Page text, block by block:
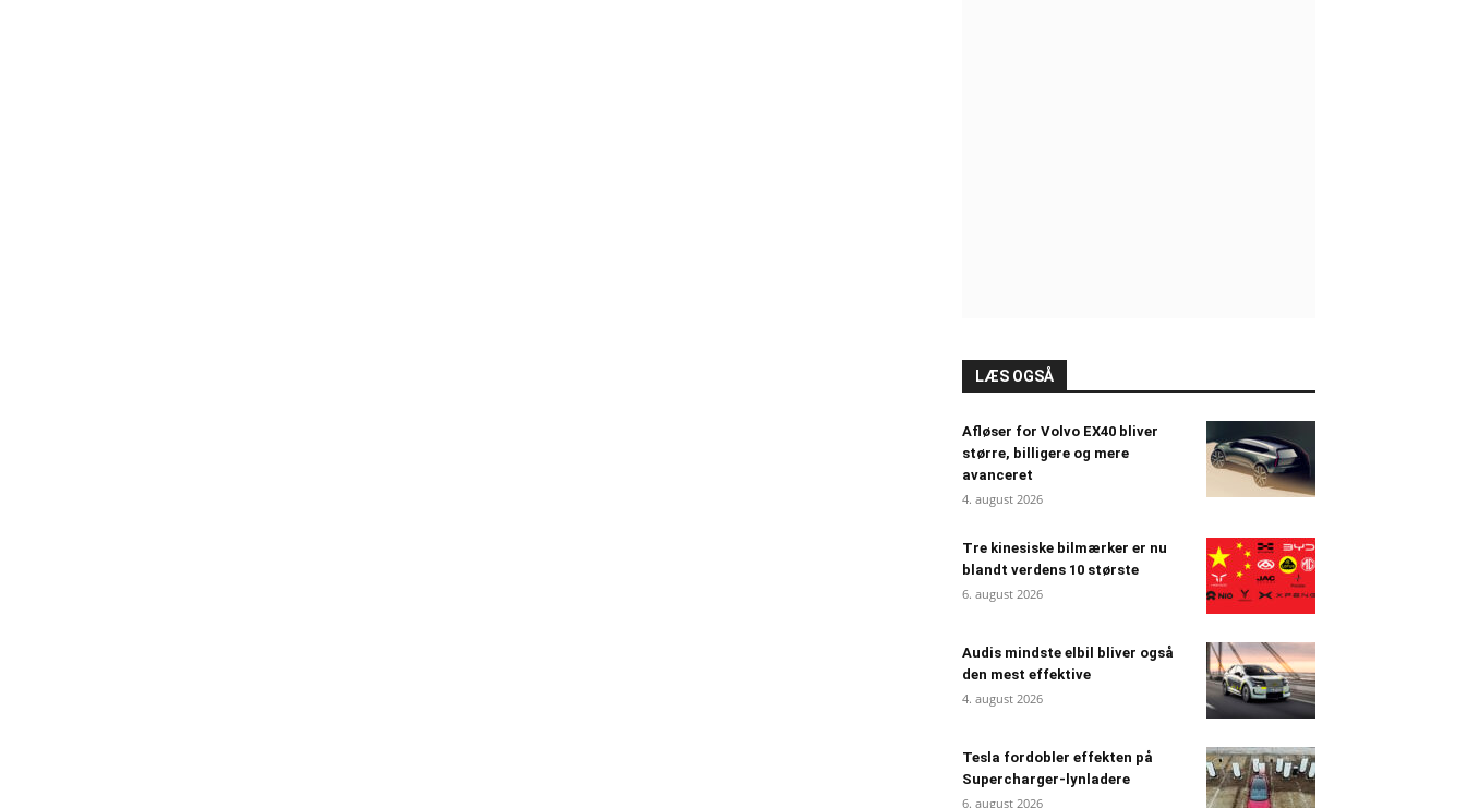
LÆS OGSÅ
Afløser for Volvo EX40 bliver
større, billigere og mere
avanceret
4. august 2026
Tre kinesiske bilmærker er nu
blandt verdens 10 største
6. august 2026
Audis mindste elbil bliver også
den mest effektive
4. august 2026
Tesla fordobler effekten på
Supercharger-lynladere
6. august 2026